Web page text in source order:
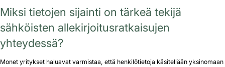
Miksi tietojen sijainti on tärkeä tekijä
sähköisten allekirjoitusratkaisujen
yhteydessä?
Monet yritykset haluavat varmistaa, että henkilötietoja käsitellään yksinomaan